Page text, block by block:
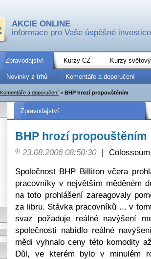
AKCIE ONLINE
informace pro Vaše úspěšné investice
Zpravodajství Kurzy CZ Kurzy
Novinky z trhů Komentáře a doporučení
Komentáře a doporučení » BHP hrozí propouštěním
Zpravodajství
BHP hrozí propouštěním
23.08.2006 08:50:30 |
Společnost BHP Billiton včera
pracovníky v největším měděném
na toto prohlášení zareagovaly
za libru. Stávka pracovníků ... v
svaz požaduje reálné navýšení
společnosti nabídlo reálné
mědi vyhnalo ceny této komodity
Důl, ve kterém bylo v minulém